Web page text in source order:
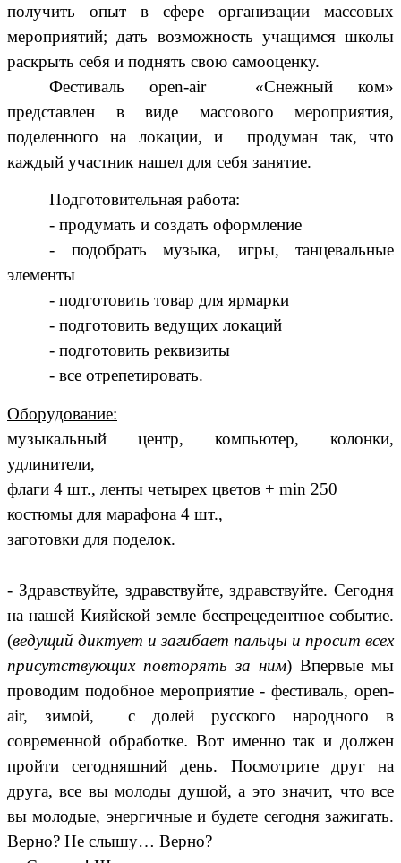
получить опыт в сфере организации массовых
мероприятий; дать возможность учащимся школы
раскрыть себя и поднять свою самооценку.
Фестиваль open-air «Снежный ком»
представлен в виде массового мероприятия,
поделенного на локации, и продуман так, что
каждый участник нашел для себя занятие.
Подготовительная работа:
- продумать и создать оформление
- подобрать музыка, игры, танцевальные
элементы
- подготовить товар для ярмарки
- подготовить ведущих локаций
- подготовить реквизиты
- все отрепетировать.
Оборудование:
музыкальный центр, компьютер, колонки,
удлинители,
флаги 4 шт., ленты четырех цветов + min 250
костюмы для марафона 4 шт.,
заготовки для поделок.
- Здравствуйте, здравствуйте, здравствуйте. Сегодня
на нашей Кияйской земле беспрецедентное событие.
(ведущий диктует и загибает пальцы и просит всех
присутствующих повторять за ним) Впервые мы
проводим подобное мероприятие - фестиваль, open-
air, зимой, с долей русского народного в
современной обработке. Вот именно так и должен
пройти сегодняшний день.
Посмотрите друг на
друга, все вы молоды душой, а это значит, что все
вы молодые, энергичные и будете сегодня зажигать.
Верно? Не слышу… Верно?